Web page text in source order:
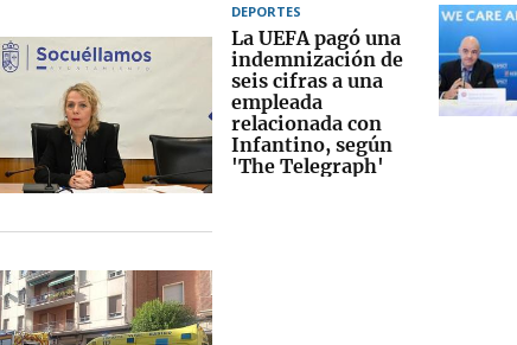
DEPORTES
La UEFA pagó una
indemnización de
seis cifras a una
empleada
relacionada con
Infantino, según
'The Telegraph'